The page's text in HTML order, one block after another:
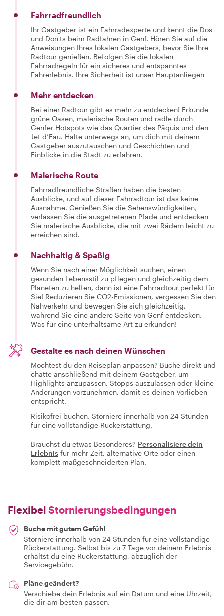
Fahrradfreundlich
Ihr Gastgeber ist ein Fahrradexperte und kennt die Dos
und Don'ts beim Radfahren in Genf. Hören Sie auf die
Anweisungen Ihres lokalen Gastgebers, bevor Sie Ihre
Radtour genießen. Befolgen Sie die lokalen
Fahrradregeln für ein sicheres und entspanntes
Fahrerlebnis. Ihre Sicherheit ist unser Hauptanliegen
Mehr entdecken
Bei einer Radtour gibt es mehr zu entdecken! Erkunde
grüne Oasen, malerische Routen und radle durch
Genfer Hotspots wie das Quartier des Pâquis und den
Jet d’Eau. Halte unterwegs an, um dich mit deinem
Gastgeber auszutauschen und Geschichten und
Einblicke in die Stadt zu erfahren.
Malerische Route
Fahrradfreundliche Straßen haben die besten
Ausblicke, und auf dieser Fahrradtour ist das keine
Ausnahme. Genießen Sie die Sehenswürdigkeiten,
verlassen Sie die ausgetretenen Pfade und entdecken
Sie malerische Ausblicke, die mit zwei Rädern leicht zu
erreichen sind.
Nachhaltig & Spaßig
Wenn Sie nach einer Möglichkeit suchen, einen
gesunden Lebensstil zu pflegen und gleichzeitig dem
Planeten zu helfen, dann ist eine Fahrradtour perfekt für
Sie! Reduzieren Sie CO2-Emissionen, vergessen Sie den
Nahverkehr und bewegen Sie sich gleichzeitig,
während Sie eine andere Seite von Genf entdecken.
Was für eine unterhaltsame Art zu erkunden!
Gestalte es nach deinen Wünschen
Möchtest du den Reiseplan anpassen? Buche direkt und
chatte anschließend mit deinem Gastgeber, um
Highlights anzupassen, Stopps auszulassen oder kleine
Änderungen vorzunehmen, damit es deinen Vorlieben
entspricht.
Risikofrei buchen. Storniere innerhalb von 24 Stunden
für eine vollständige Rückerstattung.
Brauchst du etwas Besonderes? Personalisiere dein
Erlebnis für mehr Zeit, alternative Orte oder einen
komplett maßgeschneiderten Plan.
Flexibel Stornierungsbedingungen
Buche mit gutem Gefühl
Storniere innerhalb von 24 Stunden für eine vollständige
Rückerstattung. Selbst bis zu 7 Tage vor deinem Erlebnis
erhältst du eine Rückerstattung, abzüglich der
Servicegebühr.
Pläne geändert?
Verschiebe dein Erlebnis auf ein Datum und eine Uhrzeit,
die dir am besten passen.